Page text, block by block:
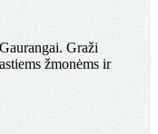
Graži
žmonėms ir